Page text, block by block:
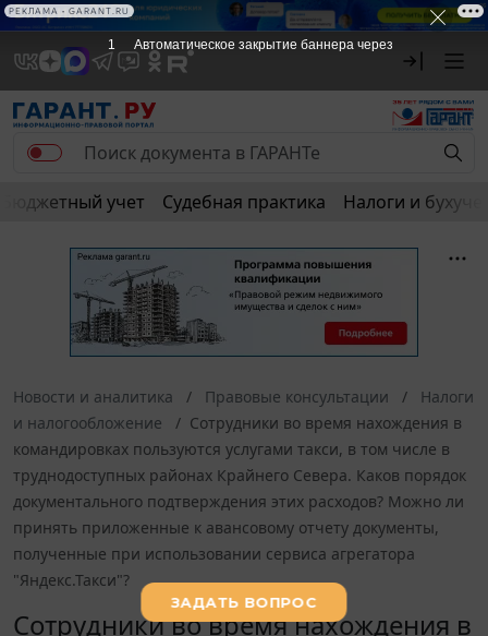
Бюджетный учет Судебная практика Налоги и
Новости и аналитика Правовые консультации
Налоги
и налогообложение
Сотрудники во время нахождения в
командировках пользуются услугами такси, в том числе в
труднодоступных районах Крайнего Севера. Каков порядок
документального подтверждения этих расходов? Можно ли
принять приложенные к авансовому отчету документы,
полученные при использовании сервиса агрегатора
"Яндекс.Такси"?
Сотрудники во время нахождения в
1 Автоматическое закрытие баннера через
РЕКЛАМА • GARANT.RU